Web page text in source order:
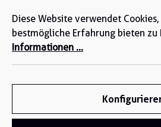
springen
Diese Website verwendet
bestmögliche Erfahrung bieten zu
Informationen ...